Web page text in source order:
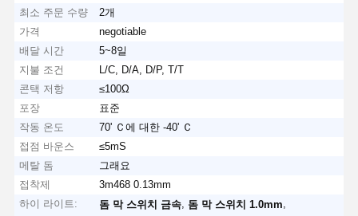
최소 주문 수량
2개
가격
negotiable
배달 시간
5~8일
지불 조건
L/C, D/A, D/P, T/T
콘택 저항
≤100Ω
포장
표준
작동 온도
70' Ｃ에 대한 -40' Ｃ
접점 바운스
≤5mS
메탈 돔
그래요
접착제
3m468 0.13mm
하이 라이트:
돔 막 스위치 금속 돔 막 스위치 1.0mm